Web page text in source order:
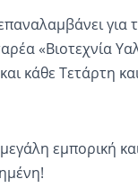
για
«Βιοτεχνία
κάθε Τετάρτη
εμπορική και